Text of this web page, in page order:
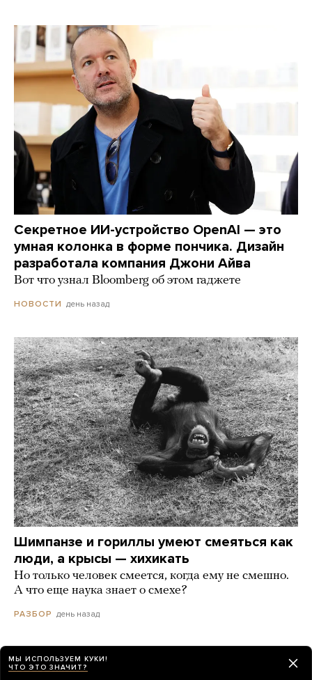
Секретное ИИ-устройство OpenAI — это
умная колонка в форме пончика. Дизайн
разработала компания Джони Айва
Вот что узнал Bloomberg об этом гаджете
НОВОСТИ день назад
Шимпанзе и гориллы умеют смеяться как
люди, а крысы — хихикать
Но только человек смеется, когда ему не смешно.
А что еще наука знает о смехе?
РАЗБОР день назад
МЫ ИСПОЛЬЗУЕМ КУКИ!
ЧТО ЭТО ЗНАЧИТ?